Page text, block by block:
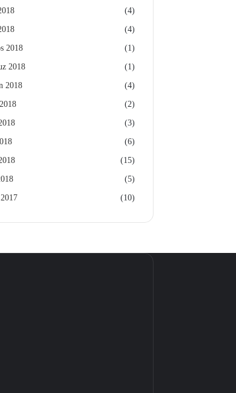
(4)
(4)
2018 (1)
2018 (1)
2018 (4)
(2)
(3)
(6)
(15)
(5)
(10)